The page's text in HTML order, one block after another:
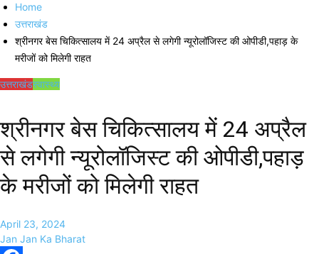
Home
उत्तराखंड
श्रीनगर बेस चिकित्सालय में 24 अप्रैल से लगेगी न्यूरोलॉजिस्ट की ओपीडी,पहाड़ के
मरीजों को मिलेगी राहत
उत्तराखंडस्वास्थ्य
श्रीनगर बेस चिकित्सालय में 24 अप्रैल
से लगेगी न्यूरोलॉजिस्ट की ओपीडी,पहाड़
के मरीजों को मिलेगी राहत
April 23, 2024
Jan Jan Ka Bharat